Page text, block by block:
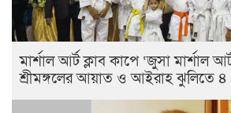
মার্শাল আর্ট ক্লাব কাপে ‘জুসা মার্শাল
শ্রীমঙ্গলের আয়াত ও আইরাহ ঝুলিতে